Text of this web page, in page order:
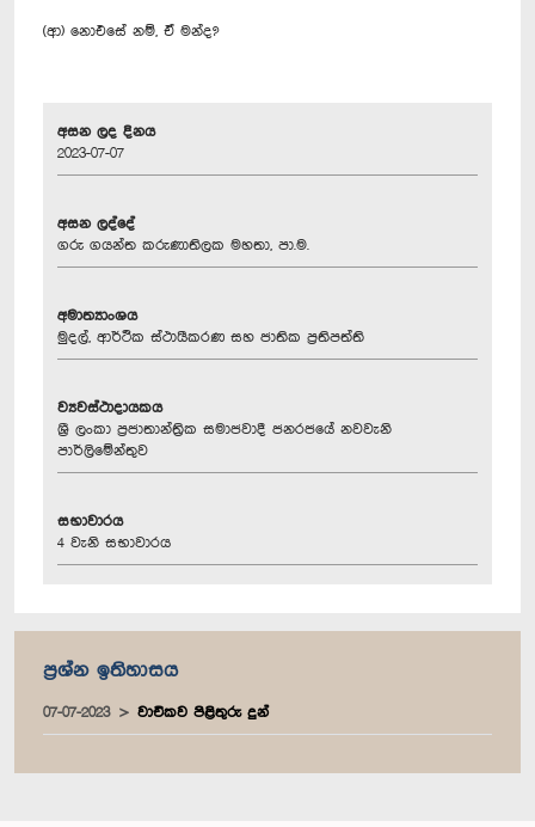
(ආ) නොඑසේ නම්, ඒ මන්ද?
අසන ලද දිනය
2023-07-07
අසන ලද්දේ
ගරු ගයන්ත කරුණාතිලක මහතා, පා.ම.
අමාත්‍යාංශය
මුදල්, ආර්ථික ස්ථායීකරණ සහ ජාතික ප්‍රතිපත්ති
ව්‍යවස්ථාදායකය
ශ්‍රී ලංකා ප්‍රජාතාන්ත්‍රික සමාජවාදී ජනරජයේ නවවැනි
පාර්ලිමේන්තුව
සභාවාරය
4 වැනි සභාවාරය
ප්‍රශ්න ඉතිහාසය
07-07-2023 වාචිකව පිළිතුරු දුන්